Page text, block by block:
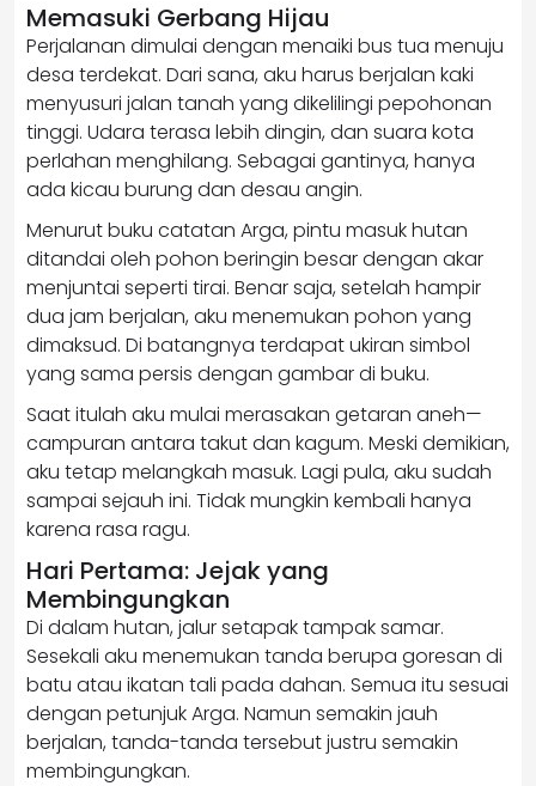
Memasuki Gerbang Hijau
Perjalanan dimulai dengan menaiki bus tua menuju
desa terdekat. Dari sana, aku harus berjalan kaki
menyusuri jalan tanah yang dikelilingi pepohonan
tinggi. Udara terasa lebih dingin, dan suara kota
perlahan menghilang. Sebagai gantinya, hanya
ada kicau burung dan desau angin.
Menurut buku catatan Arga, pintu masuk hutan
ditandai oleh pohon beringin besar dengan akar
menjuntai seperti tirai. Benar saja, setelah hampir
dua jam berjalan, aku menemukan pohon yang
dimaksud. Di batangnya terdapat ukiran simbol
yang sama persis dengan gambar di buku.
Saat itulah aku mulai merasakan getaran aneh—
campuran antara takut dan kagum. Meski demikian,
aku tetap melangkah masuk. Lagi pula, aku sudah
sampai sejauh ini. Tidak mungkin kembali hanya
karena rasa ragu.
Hari Pertama: Jejak yang
Membingungkan
Di dalam hutan, jalur setapak tampak samar.
Sesekali aku menemukan tanda berupa goresan di
batu atau ikatan tali pada dahan. Semua itu sesuai
dengan petunjuk Arga. Namun semakin jauh
berjalan, tanda-tanda tersebut justru semakin
membingungkan.